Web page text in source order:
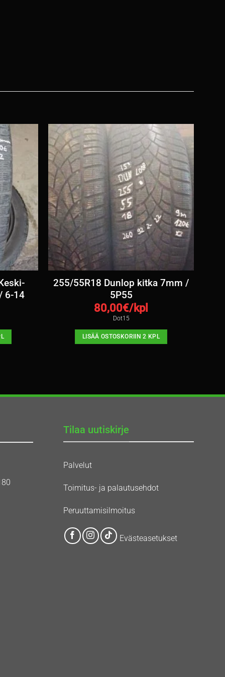
6-14
255/55R18 Dunlop kitka 7mm /
5P55
80,00€/kpl
Dot15
LISÄÄ OSTOSKORIIN 2 KPL
Tilaa uutiskirje
Palvelut
Toimitus- ja palautusehdot
Peruuttamisilmoitus
Evästeasetukset